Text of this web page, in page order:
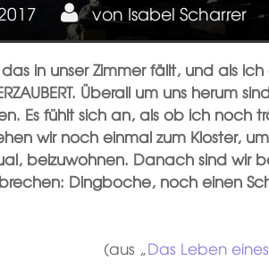
von Isabel Scharrer
in unser Zimmer fällt, und als
Überall um uns herum
Es fühlt sich an, als ob ich noch
wir noch einmal zum Kloster,
beizuwohnen. Danach sind wir
Dingboche, noch einen
(aus „Das Leben